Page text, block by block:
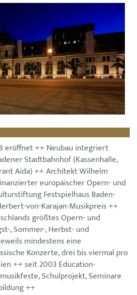
eröffnet ++ Neubau integriert
Stadtbahnhof (Kassenhalle,
Aida) ++ Architekt Wilhelm
europäischer Opern- und
Festspielhaus Baden-
von-Karajan-Musikpreis ++
größtes Opern- und
, Sommer-, Herbst- und
mindestens eine
Konzerte, drei bis viermal pro
++ seit 2003 Education-
Schulprojekt, Seminare
++